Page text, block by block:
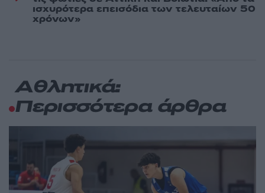
ισχυρότερα επεισόδια των τελευταίων 50
χρόνων»
Αθλητικά:
Περισσότερα άρθρα